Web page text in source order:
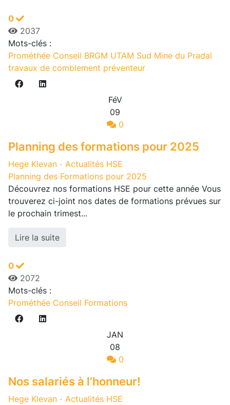
0
2037
Mots-clés :
Prométhée Conseil BRGM UTAM Sud Mine du Pradal
travaux de comblement préventeur
FéV
09
0
Planning des formations pour 2025
Hege Klevan
Actualités HSE
Planning des Formations pour 2025
Découvrez nos formations HSE pour cette année Vous
trouverez ci-joint nos dates de formations prévues sur
le prochain trimest...
Lire la suite
0
2072
Mots-clés :
Prométhée Conseil Formations
JAN
08
0
Nos salariés à l’honneur!
Hege Klevan
Actualités HSE